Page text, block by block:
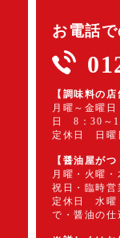
お電話
【調味料の
月曜～金曜
日 8：30～
定休日 日曜
【醤油屋が
月曜・火曜
祝日・臨時
定休日 水曜
で・醤油の仕